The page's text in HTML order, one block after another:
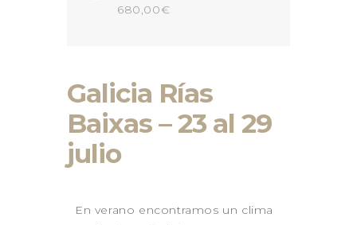
GALICIA – RUTA DE LOS
GALICIA – RIAS BAIXAS –
CONTACTO
680,00€
Galicia Rías
Baixas – 23 al 29
julio
En verano encontramos un clima